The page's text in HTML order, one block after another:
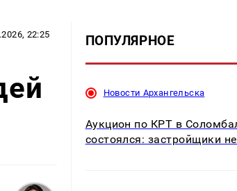
22:25 ПОПУЛЯРНОЕ
Новости Архангельска
Аукцион по КРТ в
состоялся: застройщики